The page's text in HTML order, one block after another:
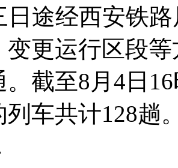
日途经西安铁
变更运行区段
。截至8月4日
列车共计128趟